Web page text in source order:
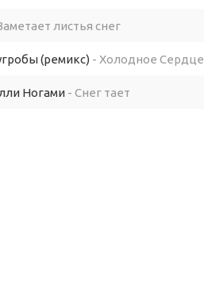
листья снег
(ремикс) - Холодное Сердце
Ногами - Снег тает